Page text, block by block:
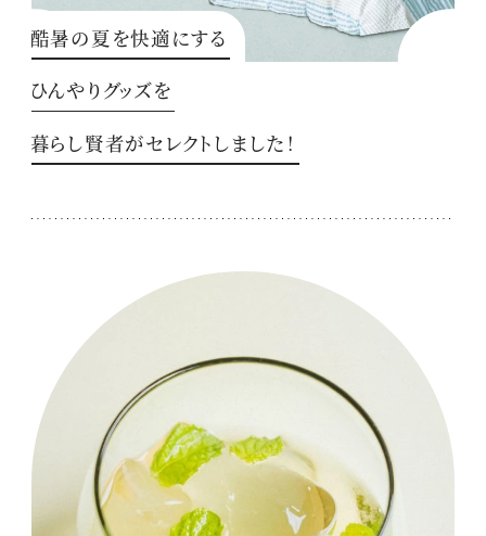
酷暑の夏を快適にする
ひんやりグッズを
暮らし賢者がセレクトしました！